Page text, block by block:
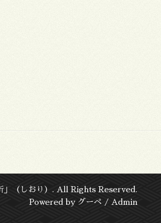
（しおり） . All Rights Reserved.
Powered by グーペ / Admin